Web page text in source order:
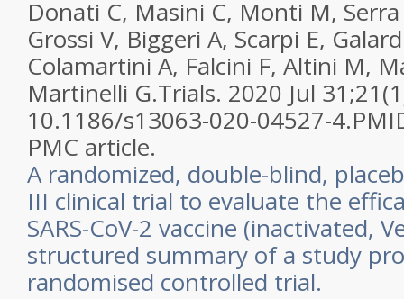
Donati C, Masini C, Monti M,
Grossi V, Biggeri A, Scarpi E,
Colamartini A, Falcini F, Altini M,
Martinelli G.Trials. 2020 Jul
10.1186/s13063-020-04527-4.
PMC article.
A randomized, double-blind,
III clinical trial to evaluate the
SARS-CoV-2 vaccine (inactivated,
structured summary of a study
randomised controlled trial.